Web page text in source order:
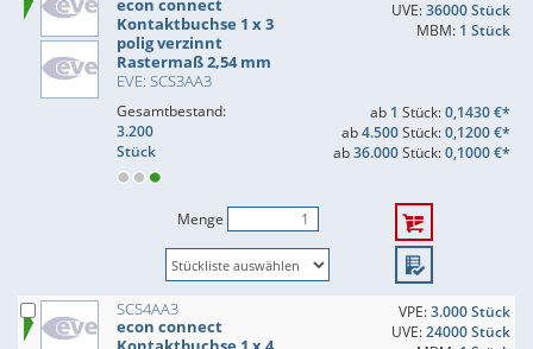
econ connect
Kontaktbuchse 1 x 3
polig verzinnt
Rastermaß 2,54 mm
EVE: SCS3AA3
UVE:36000 Stück
MBM: 1 Stück
Gesamtbestand:
3.200
Stück
ab 1 Stück:0,1430 €*
ab4.500Stück:0,1200 €*
ab36.000Stück:0,1000 €*
Menge
SCS4AA3
econ connect
VPE:3.000 Stück
UVE:24000 Stück